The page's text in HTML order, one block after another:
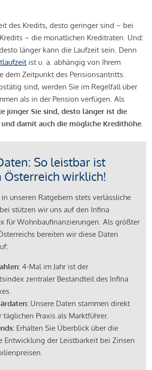
des Kredits, desto geringer sind – bei
– die monatlichen Kreditraten. Und:
länger kann die Laufzeit sein. Denn
ist u. a. abhängig von Ihrem
dem Zeitpunkt des Pensionsantritts.
sind, werden Sie im Regelfall über
als in der Pension verfügen. Als
jünger Sie sind, desto länger ist die
damit auch die mögliche Kredithöhe.
So leistbar ist
Österreich wirklich!
unseren Ratgebern stets verlässliche
stützen wir uns auf den Infina
für Wohnbaufinanzierungen. Als größter
bereiten wir diese Daten
4-Mal im Jahr ist der
zentraler Bestandteil des Infina
Unsere Daten stammen direkt
täglichen Praxis als Marktführer.
Erhalten Sie Überblick über die
Entwicklung der Leistbarkeit bei Zinsen